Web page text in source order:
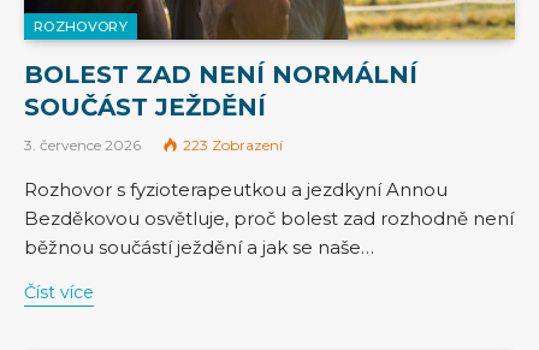
ROZHOVORY
BOLEST ZAD NENÍ NORMÁLNÍ
SOUČÁST JEŽDĚNÍ
3. července 2026 223 Zobrazení
Rozhovor s fyzioterapeutkou a jezdkyní Annou
Bezděkovou osvětluje, proč bolest zad rozhodně není
běžnou součástí ježdění a jak se naše…
Číst více